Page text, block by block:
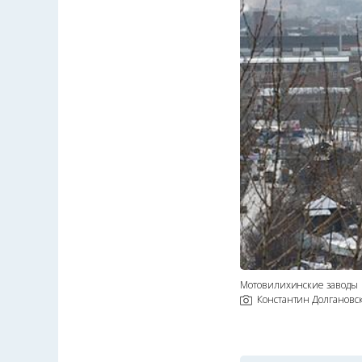
Мотовилихинские заводы
Константин